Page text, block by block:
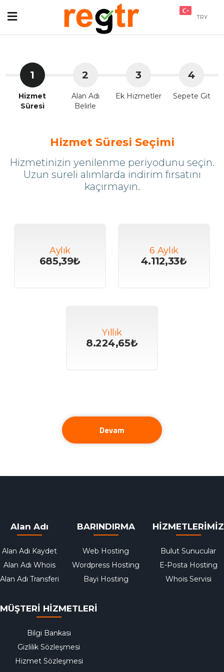
TRY
1
Hizmet
Süresi
2
Alan Adı
Belirle
3
Ek Hizmetler
4
Sepete Git
Hizmet Süresi Seçimi
Hizmetinizin yenilenme periyodunu seçin.
Uzun süreli alımlarda indirim fırsatını
kaçırmayın.
Aylık
685,39₺
6 Aylık
4.112,33₺
Yıllık
8.224,65₺
Devam
Alan Adı
Alan Adı Kaydet
Alan Adı Whois
Alan Adı Transferi
BARINDIRMA
Web Hosting
Wordpress Hosting
Bayi Hosting
HİZMETLERİMİZ
Bulut Sunucular
E-Posta Hosting
Whois Servisi
MÜŞTERİ HİZMETLERİ
Bilgi Bankası
Gizlilik Sözleşmesi
Hizmet Sözleşmesi